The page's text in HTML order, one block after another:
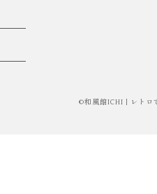
©和風館ICHI | レトロ